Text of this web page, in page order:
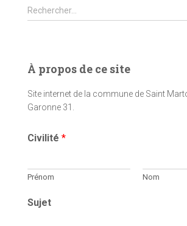
R
e
r
h
e
Rechercher…
À propos de ce site
Site internet de la commune de Saint
Garonne 31.
Civilité *
Prénom Nom
Sujet